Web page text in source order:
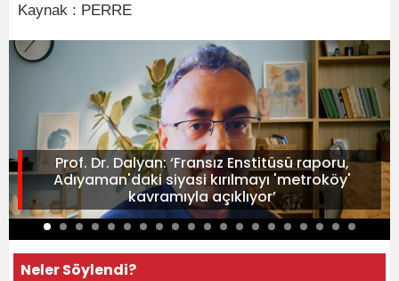
Kaynak : PERRE
Prof. Dr. Dalyan: ‘Fransız Enstitüsü raporu,
Adıyaman'daki siyasi kırılmayı 'metroköy'
kavramıyla açıklıyor’
Neler Söylendi?